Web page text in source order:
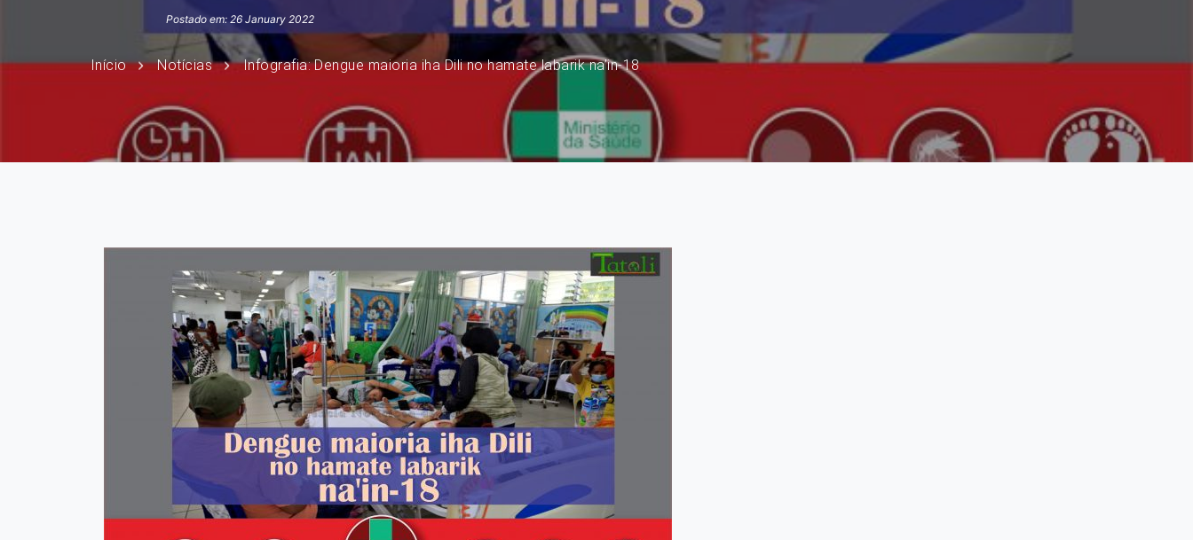
Postado em: 26 January 2022
Início Notícias Infografia: Dengue maioria iha Dili no hamate labarik na’in-18